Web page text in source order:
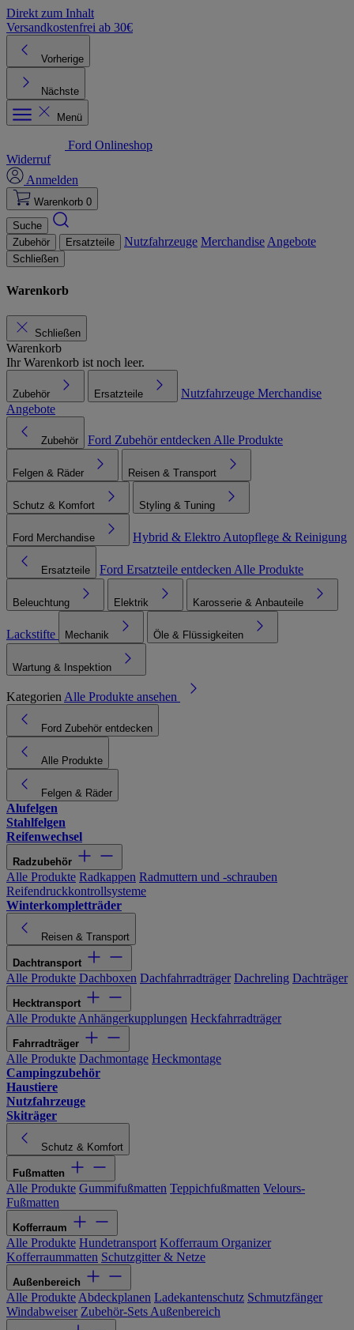
Direkt zum Inhalt
Versandkostenfrei ab 30€
Vorherige
Nächste
Menü
Ford Onlineshop
Widerruf
Anmelden
Warenkorb 0
Suche
Zubehör
Ersatzteile Nutzfahrzeuge Merchandise Angebote
Schließen
Warenkorb
Schließen
Warenkorb
Ihr Warenkorb ist noch leer.
Zubehör Ersatzteile Nutzfahrzeuge Merchandise
Angebote
Zubehör Ford Zubehör entdecken Alle Produkte
Felgen & Räder Reisen & Transport
Schutz & Komfort Styling & Tuning
Ford Merchandise Hybrid & Elektro Autopflege & Reinigung
Ersatzteile Ford Ersatzteile entdecken Alle Produkte
Beleuchtung Elektrik Karosserie & Anbauteile
Lackstifte Mechanik Öle & Flüssigkeiten
Wartung & Inspektion
Kategorien Alle Produkte ansehen
Ford Zubehör entdecken
Alle Produkte
Felgen & Räder
Alufelgen
Stahlfelgen
Reifenwechsel
Radzubehör
Alle Produkte Radkappen Radmuttern und -schrauben
Reifendruckkontrollsysteme
Winterkompletträder
Reisen & Transport
Dachtransport
Alle Produkte Dachboxen Dachfahrradträger Dachreling Dachträger
Hecktransport
Alle Produkte Anhängerkupplungen Heckfahrradträger
Fahrradträger
Alle Produkte Dachmontage Heckmontage
Campingzubehör
Haustiere
Nutzfahrzeuge
Skiträger
Schutz & Komfort
Fußmatten
Alle Produkte Gummifußmatten Teppichfußmatten Velours-
Fußmatten
Kofferraum
Alle Produkte Hundetransport Kofferraum Organizer
Kofferraummatten Schutzgitter & Netze
Außenbereich
Alle Produkte Abdeckplanen Ladekantenschutz Schmutzfänger
Windabweiser Zubehör-Sets Außenbereich